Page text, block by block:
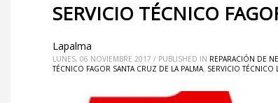
SERVICIO TÉCNICO
Lapalma
LUNES, 06 NOVIEMBRE 2017 / PUBLISHED IN REPARACIÓN DE
TÉCNICO FAGOR SANTA CRUZ DE LA PALMA, SERVICIO TÉCNICO